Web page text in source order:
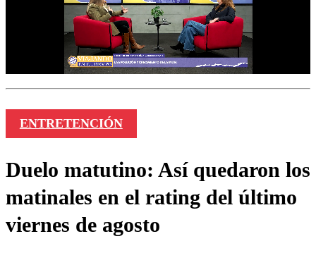
ENTRETENCIÓN
Duelo matutino: Así quedaron los
matinales en el rating del último
viernes de agosto